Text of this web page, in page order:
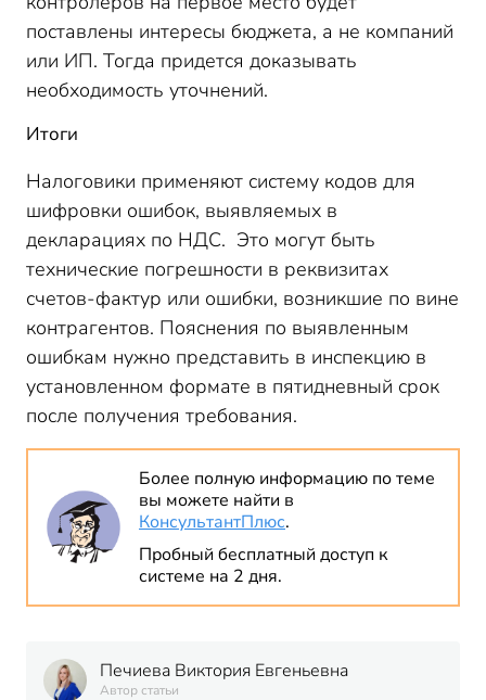
поставлены интересы бюджета, а не компаний
или ИП. Тогда придется доказывать
необходимость уточнений.
Итоги
Налоговики применяют систему кодов для
шифровки ошибок, выявляемых в
декларациях по НДС. Это могут быть
технические погрешности в реквизитах
счетов-фактур или ошибки, возникшие по вине
контрагентов. Пояснения по выявленным
ошибкам нужно представить в инспекцию в
установленном формате в пятидневный срок
после получения требования.
Более полную информацию по теме
вы можете найти в
КонсультантПлюс.
Пробный бесплатный доступ к
системе на 2 дня.
Печиева Виктория Евгеньевна
Автор статьи